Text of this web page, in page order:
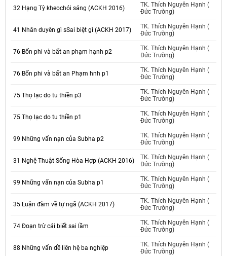
32 Hạng Tỳ kheochói sáng (ACKH 2016)
TK. Thích Nguyên Hạnh (
Đức Trường)
41 Nhân duyên gì sSai biệt gì (ACKH 2017)
TK. Thích Nguyên Hạnh (
Đức Trường)
76 Bốn phi và bất an phạm hạnh p2
TK. Thích Nguyên Hạnh (
Đức Trường)
76 Bốn phi và bất an Phạm hnh p1
TK. Thích Nguyên Hạnh (
Đức Trường)
75 Thọ lạc do tu thiền p3
TK. Thích Nguyên Hạnh (
Đức Trường)
75 Thọ lạc do tu thiền p1
TK. Thích Nguyên Hạnh (
Đức Trường)
99 Những vấn nạn của Subha p2
TK. Thích Nguyên Hạnh (
Đức Trường)
31 Nghệ Thuật Sống Hòa Hợp (ACKH 2016)
TK. Thích Nguyên Hạnh (
Đức Trường)
99 Những vấn nạn của Subha p1
TK. Thích Nguyên Hạnh (
Đức Trường)
35 Luận đàm về tự ngã (ACKH 2017)
TK. Thích Nguyên Hạnh (
Đức Trường)
74 Đoạn trừ cái biết sai lầm
TK. Thích Nguyên Hạnh (
Đức Trường)
88 Những vấn đề liên hệ ba nghiệp
TK. Thích Nguyên Hạnh (
Đức Trường)